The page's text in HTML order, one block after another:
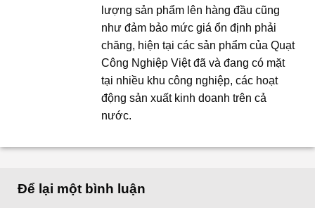
lượng sản phẩm lên hàng đầu cũng
như đảm bảo mức giá ổn định phải
chăng, hiện tại các sản phẩm của Quạt
Công Nghiệp Việt đã và đang có mặt
tại nhiều khu công nghiệp, các hoạt
động sản xuất kinh doanh trên cả
nước.
Để lại một bình luận